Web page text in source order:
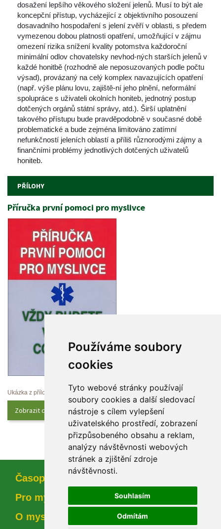
Používáme soubory
cookie
Tyto webové stránky používají
oubory cookies a další sledovací
nástroje s cílem vylepšení
uživatelského prostředí, zobrazení
přizpůsobeného obsahu a reklam,
analýzy návštěvnosti webových
tránek a zjištění zdroje
návštěvnosti.
Souhlasím
Odmítám
dosažení lepšího věkového složení jelenů. Musí to být ale
koncepční přístup, vycházející z objektivního posouzení
dosavadního hospodaření s jelení zvěří v oblasti, s předem
vymezenou dobou platnosti opatření, umožňující v zájmu
omezení rizika snížení kvality potomstva každoroční
minimální odlov chovatelsky nevhod-ných starších jelenů v
každé honitbě (rozhodně ale neposuzovaných podle počtu
výsad), provázaný na celý komplex navazujících opatření
(např. výše plánu lovu, zajiště-ní jeho plnění, neformální
polupráce s uživateli okolních honiteb, jednotný postup
dotčených orgánů státní správy, atd.). Širší uplatnění
takového přístupu bude pravděpodobně v současné době
problematické a bude zejména limitováno zatímní
nefunkčností jeleních oblastí a příliš různorodými zájmy a
finančními problémy jednotlivých dotčených uživatelů
honiteb.
PŘÍLOHY
Příručka první pomoci pro myslivce
Ukázka z přílohy
Zobrazit celý obsah
Časopi
Pro myslivce
O myslivosti